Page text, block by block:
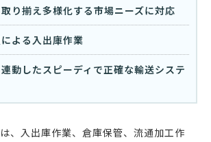
り揃え多様化する市場ニーズに対応
よる入出庫作業
動したスピーディで正確な輸送システ
、入出庫作業、倉庫保管、流通加工作